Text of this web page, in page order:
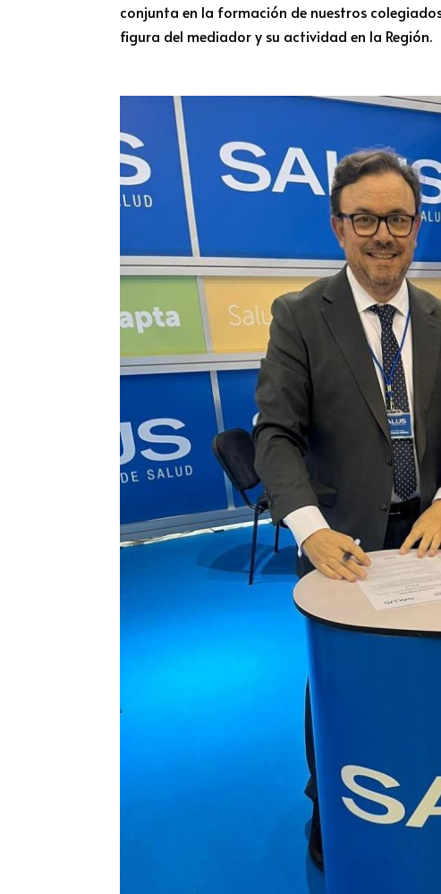
conjunta en la formación de nuestros
figura del mediador y su actividad en la Región.